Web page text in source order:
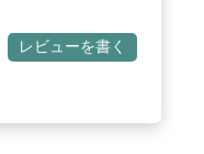
レビューを書く